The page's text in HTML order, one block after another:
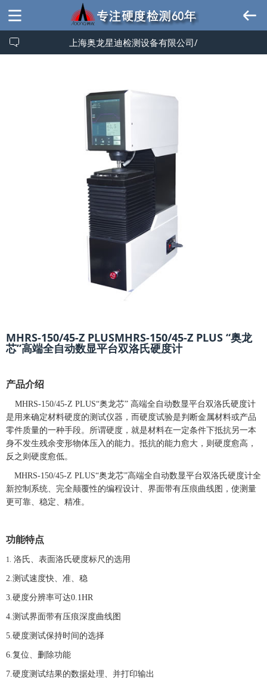
上海奥龙星迪检测设备有限公司/
MHRS-150/45-Z PLUSMHRS-150/45-Z PLUS “奥龙
芯”高端全自动数显平台双洛氏硬度计
产品介绍
MHRS-150/45-Z PLUS“奥龙芯” 高端全自动数显平台双洛氏硬度计
是用来确定材料硬度的测试仪器，而硬度试验是判断金属材料或产品
零件质量的一种手段。所谓硬度，就是材料在一定条件下抵抗另一本
身不发生残余变形物体压入的能力。抵抗的能力愈大，则硬度愈高，
反之则硬度愈低。
MHRS-150/45-Z PLUS“奥龙芯”高端全自动数显平台双洛氏硬度计全
新控制系统、完全颠覆性的编程设计、界面带有压痕曲线图，使测量
更可靠、稳定、精准。
功能特点
1. 洛氏、表面洛氏硬度标尺的选用
2.测试速度快、准、稳
3.硬度分辨率可达0.1HR
4.测试界面带有压痕深度曲线图
5.硬度测试保持时间的选择
6.复位、删除功能
7.硬度测试结果的数据处理、并打印输出